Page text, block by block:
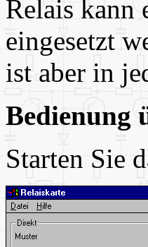
Relais kann
eingesetzt
ist aber in
Bedienung
Starten Sie